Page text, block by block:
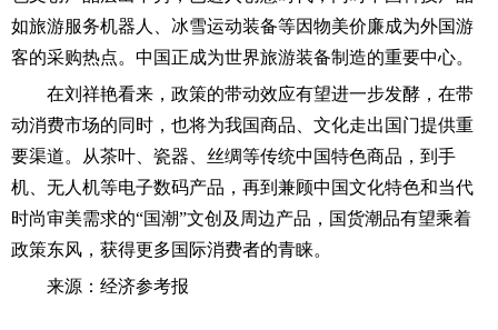
如旅游服务机器人、冰雪运动装备等因物美价廉成为外国游
客的采购热点。中国正成为世界旅游装备制造的重要中心。
在刘祥艳看来，政策的带动效应有望进一步发酵，在带
动消费市场的同时，也将为我国商品、文化走出国门提供重
要渠道。从茶叶、瓷器、丝绸等传统中国特色商品，到手
机、无人机等电子数码产品，再到兼顾中国文化特色和当代
时尚审美需求的“国潮”文创及周边产品，国货潮品有望乘着
政策东风，获得更多国际消费者的青睐。
来源：经济参考报